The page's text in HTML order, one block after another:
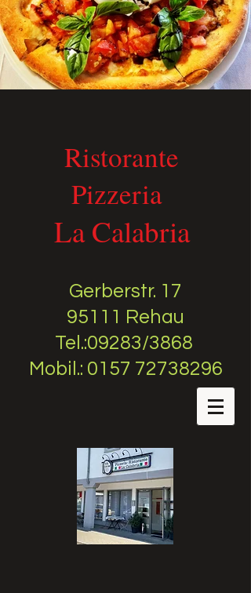
Gerberstr. 17
95111 Rehau
Tel.:09283/3868
Mobil.: 0157 72738296
Ristorante
Pizzeria
La Calabria